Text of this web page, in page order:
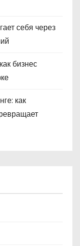
себя через
бизнес
как